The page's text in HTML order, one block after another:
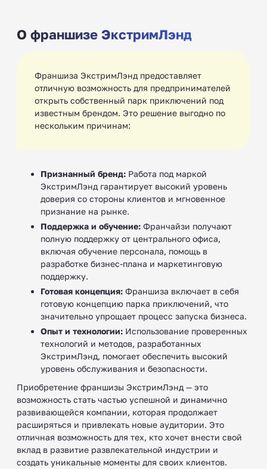
О франшизе ЭкстримЛэнд
Франшиза ЭкстримЛэнд предоставляет
отличную возможность для предпринимателей
открыть собственный парк приключений под
известным брендом. Это решение выгодно по
нескольким причинам:
Признанный бренд: Работа под маркой
ЭкстримЛэнд гарантирует высокий уровень
доверия со стороны клиентов и мгновенное
признание на рынке.
Поддержка и обучение: Франчайзи получают
полную поддержку от центрального офиса,
включая обучение персонала, помощь в
разработке бизнес-плана и маркетинговую
поддержку.
Готовая концепция: Франшиза включает в себя
готовую концепцию парка приключений, что
значительно упрощает процесс запуска бизнеса.
Опыт и технологии: Использование проверенных
технологий и методов, разработанных
ЭкстримЛэнд, помогает обеспечить высокий
уровень обслуживания и безопасности.
Приобретение франшизы ЭкстримЛэнд — это
возможность стать частью успешной и динамично
развивающейся компании, которая продолжает
расширяться и привлекать новые аудитории. Это
отличная возможность для тех, кто хочет внести свой
вклад в развитие развлекательной индустрии и
создать уникальные моменты для своих клиентов.